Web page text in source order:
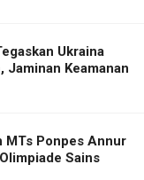
Ukraina
Jaminan Keamanan
MTs Ponpes Annur
Sains